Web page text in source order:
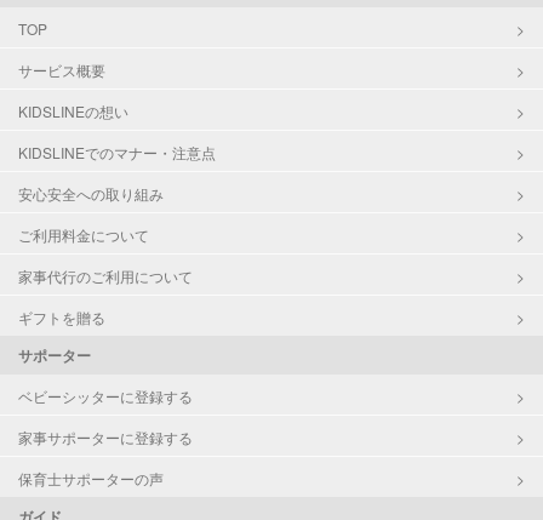
TOP
サービス概要
KIDSLINEの想い
KIDSLINEでのマナー・注意点
安心安全への取り組み
ご利用料金について
家事代行のご利用について
ギフトを贈る
サポーター
ベビーシッターに登録する
家事サポーターに登録する
保育士サポーターの声